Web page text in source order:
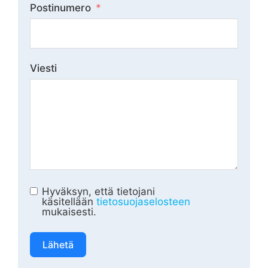
Postinumero
Viesti
Hyväksyn, että tietojani
käsitellään tietosuojaselosteen
mukaisesti.
Lähetä